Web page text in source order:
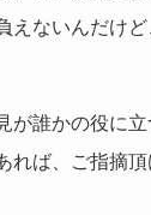
えないんだけ
が誰かの役に立
れば、ご指摘頂